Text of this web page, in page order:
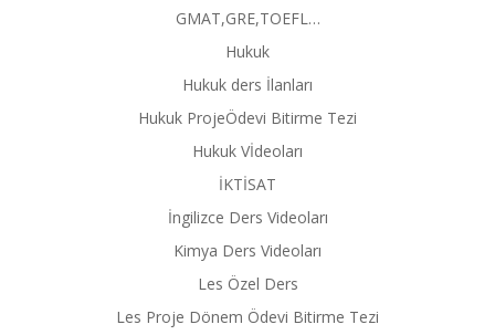
GMAT,GRE,TOEFL…
Hukuk
Hukuk ders İlanları
Hukuk ProjeÖdevi Bitirme Tezi
Hukuk Vİdeoları
İKTİSAT
İngilizce Ders Videoları
Kimya Ders Videoları
Les Özel Ders
Les Proje Dönem Ödevi Bitirme Tezi